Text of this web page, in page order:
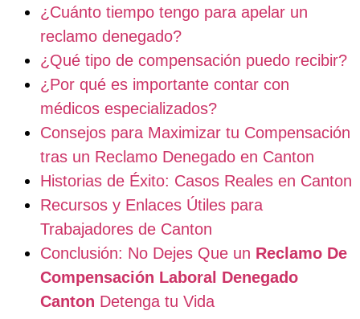
¿Cuánto tiempo tengo para apelar un
reclamo denegado?
¿Qué tipo de compensación puedo recibir?
¿Por qué es importante contar con
médicos especializados?
Consejos para Maximizar tu Compensación
tras un Reclamo Denegado en Canton
Historias de Éxito: Casos Reales en Canton
Recursos y Enlaces Útiles para
Trabajadores de Canton
Conclusión: No Dejes Que un Reclamo De
Compensación Laboral Denegado
Canton Detenga tu Vida